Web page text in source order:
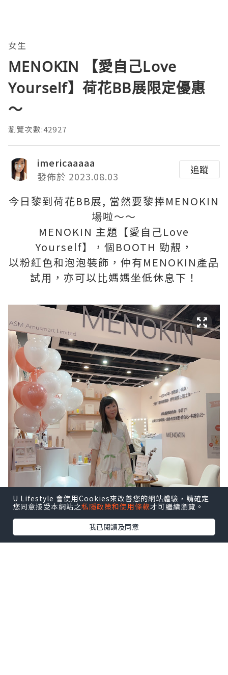
女生
MENOKIN 【愛自己Love
Yourself】荷花BB展限定優惠
～
瀏覽次數:42927
imericaaaaa
發佈於 2023.08.03
追蹤
今日黎到荷花BB展, 當然要黎捧MENOKIN
場啦～～
MENOKIN 主題【愛自己Love
Yourself】，個BOOTH 勁靚，
以粉紅色和泡泡裝飾，仲有MENOKIN產品
試用，亦可以比媽媽坐低休息下！
U Lifestyle 會使用Cookies來改善您的網站體驗，請確定
您同意接受本網站之私隱政策和使用條款才可繼續瀏覽。
我已閱讀及同意